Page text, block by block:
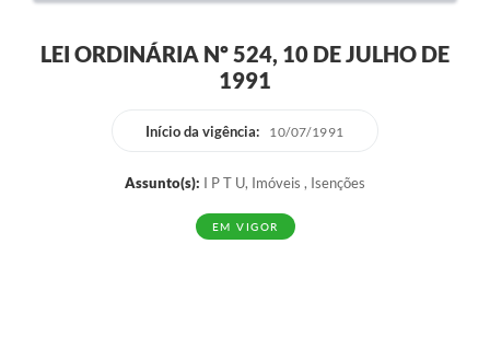
LEI ORDINÁRIA Nº 524, 10 DE JULHO DE
1991
Início da vigência: 10/07/1991
Assunto(s): I P T U, Imóveis , Isenções
EM VIGOR